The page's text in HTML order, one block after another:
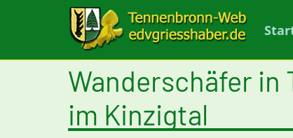
Wanderschäfer in
im Kinzigtal